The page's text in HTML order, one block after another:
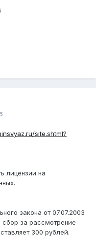
site.shtml?
лицензии на
закона от 07.07.2003
за рассмотрение
300 рублей.